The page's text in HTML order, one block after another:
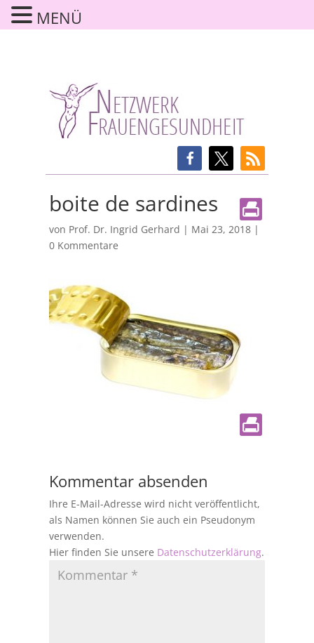
boite de sardines
von Prof. Dr. Ingrid Gerhard | Mai 23, 2018|
0 Kommentare
Kommentar absenden
Ihre E-Mail-Adresse wird nicht veröffentlicht,
als Namen können Sie auch ein Pseudonym
verwenden.
Hier finden Sie unsere Datenschutzerklärung.
MENÜ